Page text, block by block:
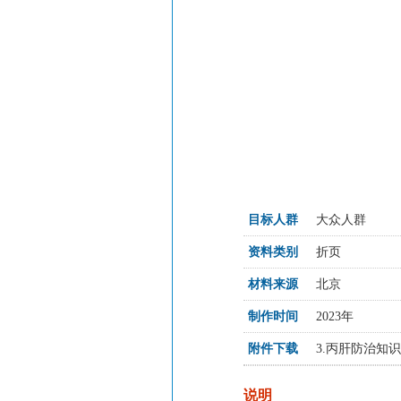
目标人群 大众人群
资料类别 折页
材料来源 北京
制作时间 2023年
附件下载 3.丙肝防治知
说明